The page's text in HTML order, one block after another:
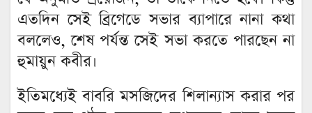
এতদিন সেই ব্রিগেডে সভার ব্যাপারে নানা কথা
বললেও, শেষ পর্যন্ত সেই সভা করতে পারছেন না
হুমায়ুন কবীর।
ইতিমধ্যেই বাবরি মসজিদের শিলান্যাস করার পর